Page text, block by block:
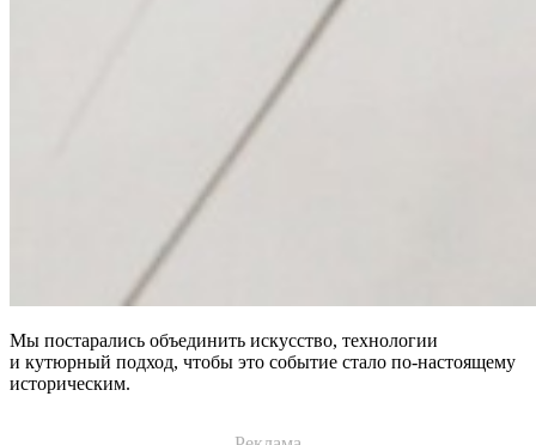
Мы постарались объединить искусство, технологии
и кутюрный подход, чтобы это событие стало по-настоящему
историческим.